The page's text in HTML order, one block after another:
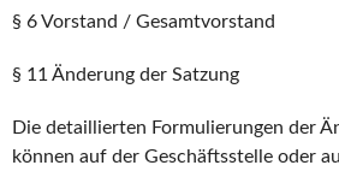
§ 6 Vorstand / Gesamtvorstand
§ 11 Änderung der Satzung
Die detaillierten Formulierungen der
können auf der Geschäftsstelle oder